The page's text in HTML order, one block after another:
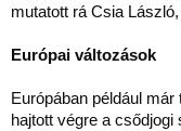
mutatott rá Csia
Európai változások
Európában például
hajtott végre a